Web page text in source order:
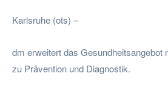
Karlsruhe (ots) –
dm erweitert das Gesundheitsangebot
zu Prävention und Diagnostik.